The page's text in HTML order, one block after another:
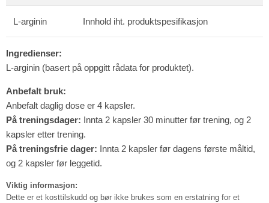
L-arginin Innhold iht. produktspesifikasjon
Ingredienser:
L-arginin (basert på oppgitt rådata for produktet).
Anbefalt bruk:
Anbefalt daglig dose er 4 kapsler.
På treningsdager: Innta 2 kapsler 30 minutter før trening, og 2
kapsler etter trening.
På treningsfrie dager: Innta 2 kapsler før dagens første måltid,
og 2 kapsler før leggetid.
Viktig informasjon:
Dette er et kosttilskudd og bør ikke brukes som en erstatning for et